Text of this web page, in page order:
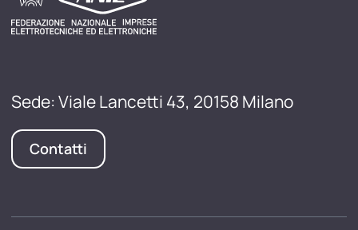
Sede: Viale Lancetti 43, 20158 Milano
Contatti